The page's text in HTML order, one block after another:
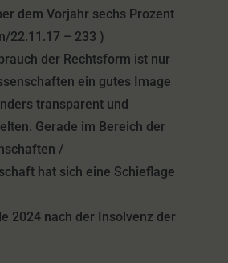
dem Vorjahr sechs Prozent
22.11.17 – 233 )
der Rechtsform ist nur
ein gutes Image
transparent und
Gerade im Bereich der
/
hat sich eine Schieflage
2024 nach der Insolvenz der